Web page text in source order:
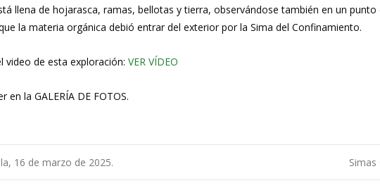
llena de hojarasca, ramas, bellotas y tierra, observándose también en un
la materia orgánica debió entrar del exterior por la Sima del Confinamiento.
video de esta exploración: VER VÍDEO
la GALERÍA DE FOTOS.
16 de marzo de 2025.